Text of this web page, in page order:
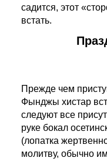
садится, этот
встать.
Прежде чем
Фынджы хистар
следуют все
руке бокал
(лопатка
молитву, обычно